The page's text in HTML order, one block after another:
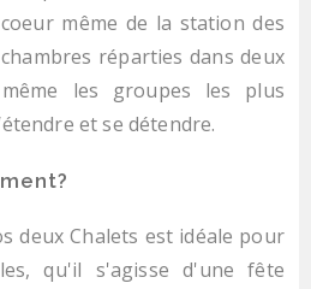
même de la station des
réparties dans deux
les groupes les plus
et se détendre.
deux Chalets est idéale pour
qu'il s'agisse d'une fête